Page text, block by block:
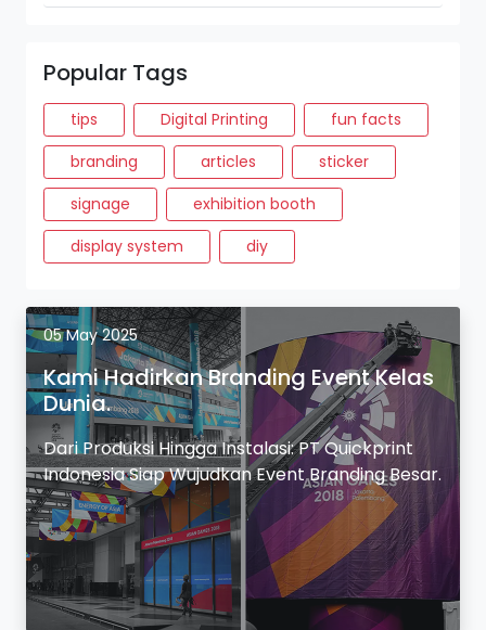
Popular Tags
tips Digital Printing
fun facts
branding
articles
sticker
signage
exhibition booth
display system
diy
05 May 2025
Kami Hadirkan Branding Event Kelas
Dunia.
Dari Produksi Hingga Instalasi: PT Quickprint
Indonesia Siap Wujudkan Event Branding Besar.